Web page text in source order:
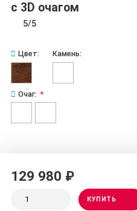
с 3D очагом
5/5
Цвет: Камень:
Очаг:
129 980 ₽
КУПИТЬ